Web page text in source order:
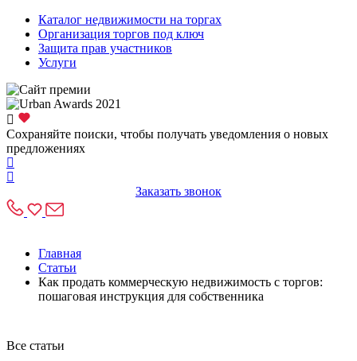
Каталог недвижимости на торгах
Организация торгов под ключ
Защита прав участников
Услуги
Сохраняйте поиски, чтобы получать уведомления о новых
предложениях
Заказать звонок
Главная
Статьи
Как продать коммерческую недвижимость с торгов:
пошаговая инструкция для собственника
Все статьи